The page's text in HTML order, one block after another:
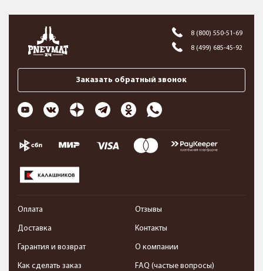
8 (800) 550-51-69
8 (499) 685-45-92
Заказать обратный звонок
Оплата
Доставка
Гарантия и возврат
Как сделать заказ
Отзывы
Контакты
О компании
FAQ (частые вопросы)